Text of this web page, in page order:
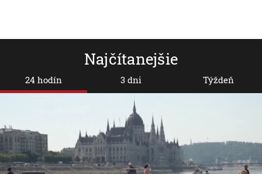
Najčítanejšie
24 hodín 3 dni Týždeň